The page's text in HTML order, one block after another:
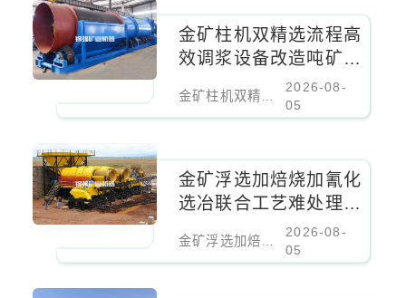
金矿柱机双精选流程高
效调浆设备改造吨矿成
本降低百分之二十
2026-08-
05
金矿浮选加焙烧加氰化
选冶联合工艺难处理金
2026-08-
05